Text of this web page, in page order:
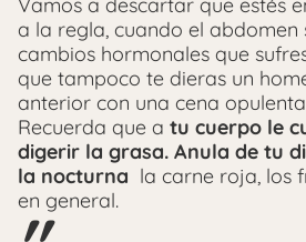
Vamos a descartar que estés
a la regla, cuando el abdomen
cambios hormonales que
que tampoco te dieras un
anterior con una cena
Recuerda que a tu cuerpo le
digerir la grasa. Anula de tu
la nocturna la carne roja, los
en general.